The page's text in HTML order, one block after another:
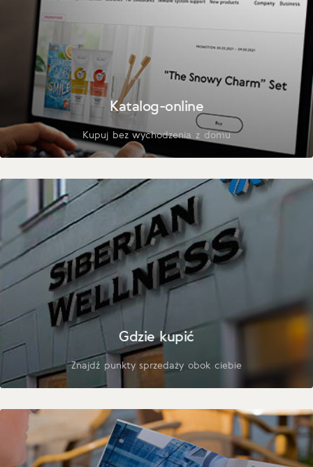
Katalog-online
Kupuj bez wychodzenia z domu
Gdzie kupić
Znajdź punkty sprzedaży obok ciebie